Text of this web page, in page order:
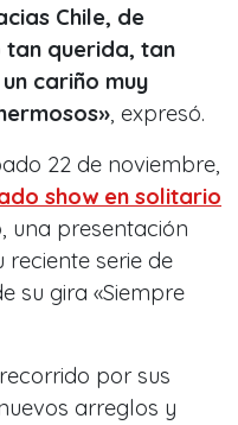
Chile, de
tan querida, tan
cariño muy
, expresó.
22 de noviembre,
show en solitario
una presentación
serie de
su gira «Siempre
por sus
arreglos y